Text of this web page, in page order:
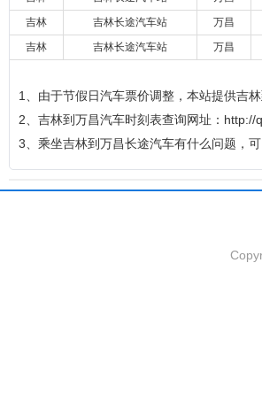
吉林
吉林长途汽车站 万昌
吉林
吉林长途汽车站 万昌
1、由于节假日汽车票价调整，本站提供吉
2、吉林到万昌汽车时刻表查询网址：
3、乘坐吉林到万昌长途汽车有什么问题，